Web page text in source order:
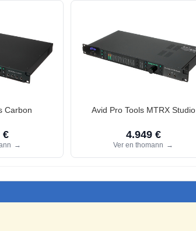
Carbon
€
→
Avid Pro Tools MTRX Studio
4.949 €
Ver en thomann →